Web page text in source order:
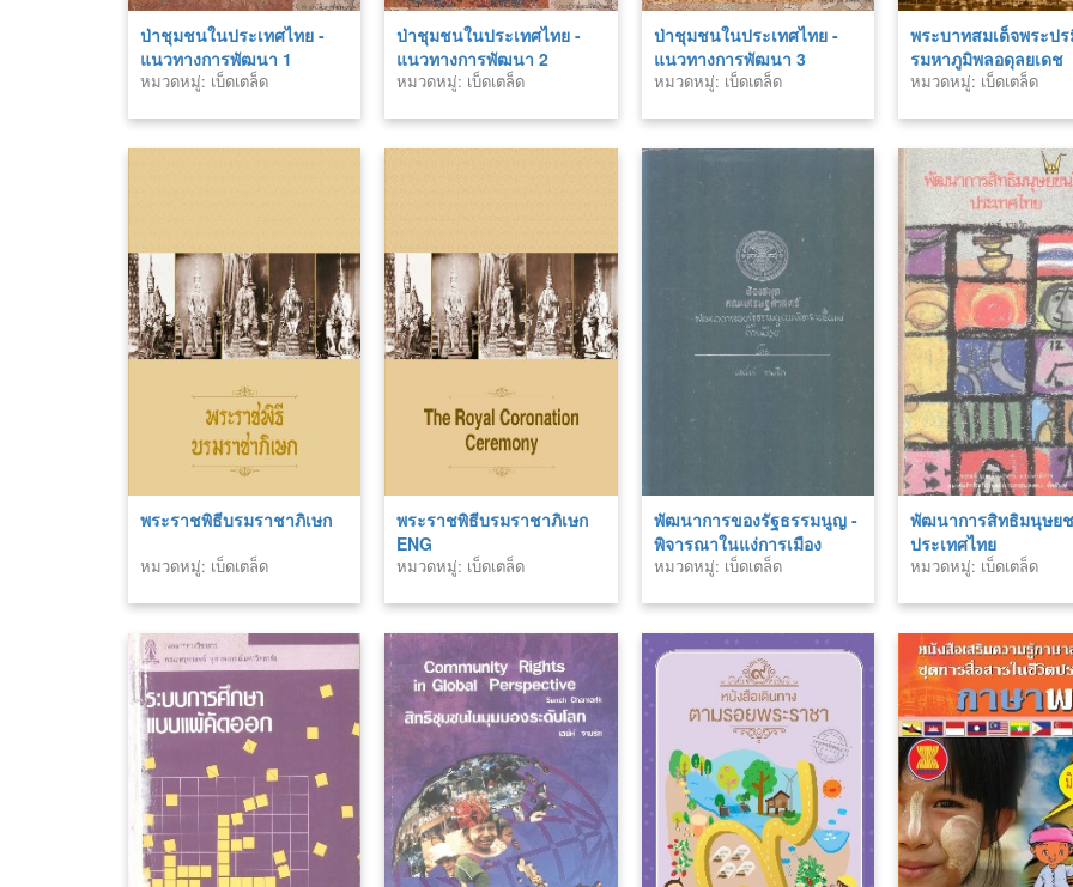
ป่าชุมชนในประเทศไทย -
แนวทางการพัฒนา 1
หมวดหมู่: เบ็ดเตล็ด
ป่าชุมชนในประเทศไทย -
แนวทางการพัฒนา 2
หมวดหมู่: เบ็ดเตล็ด
ป่าชุมชนในประเทศไทย -
แนวทางการพัฒนา 3
หมวดหมู่: เบ็ดเตล็ด
พระบาทสมเด็จพระป
รมหาภูมิพลอดุลยเดช
หมวดหมู่: เบ็ดเตล็ด
พระราชพิธีบรมราชาภิเษก
หมวดหมู่: เบ็ดเตล็ด
พระราชพิธีบรมราชาภิเษก
ENG
หมวดหมู่: เบ็ดเตล็ด
พัฒนาการของรัฐธรรมนูญ -
พิจารณาในแง่การเมือง
หมวดหมู่: เบ็ดเตล็ด
พัฒนาการสิทธิมนุษย
ประเทศไทย
หมวดหมู่: เบ็ดเตล็ด